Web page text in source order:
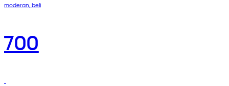
moderan, beli
700